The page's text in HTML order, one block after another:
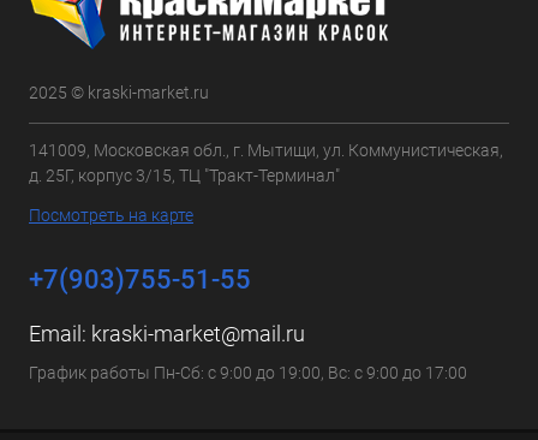
2025 © kraski-market.ru
141009, Московская обл., г. Мытищи, ул. Коммунистическая,
д. 25Г, корпус 3/15, ТЦ "Тракт-Терминал"
Посмотреть на карте
+7(903)755-51-55
Email: kraski-market@mail.ru
График работы Пн-Сб: с 9:00 до 19:00, Вс: с 9:00 до 17:00